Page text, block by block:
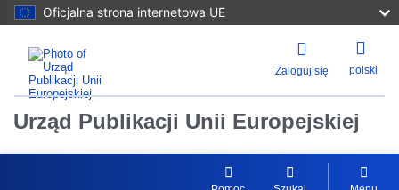
Oficjalna strona internetowa UE
Zaloguj się polski
Urząd Publikacji Unii Europejskiej